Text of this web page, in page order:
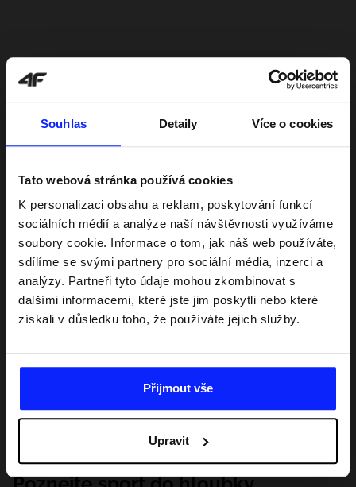
Souhlas Detaily Více o cookies
Tato webová stránka používá cookies
K personalizaci obsahu a reklam, poskytování funkcí
sociálních médií a analýze naší návštěvnosti využíváme
soubory cookie. Informace o tom, jak náš web používáte,
sdílíme se svými partnery pro sociální média, inzerci a
analýzy. Partneři tyto údaje mohou zkombinovat s
dalšími informacemi, které jste jim poskytli nebo které
získali v důsledku toho, že používáte jejich služby.
Přijmout vše
Upravit